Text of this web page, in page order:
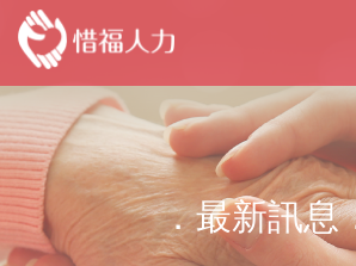
．最新訊息